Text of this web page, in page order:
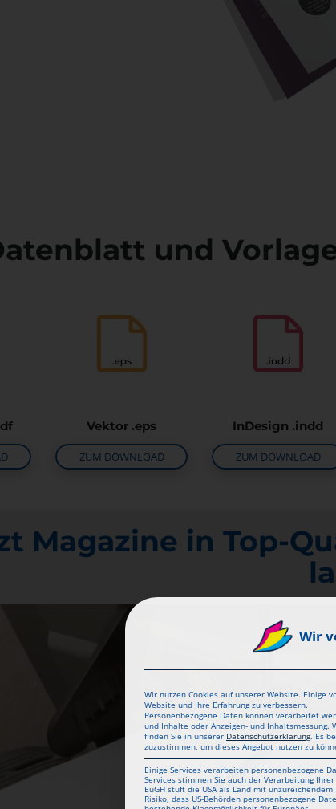
und
Vektor .eps
ZUM DOWNLOAD
InDesign .indd
ZUM DOWNLOAD
Magazine in Top-
Wir
Wir nutzen Cookies auf unserer Website. Einige
Website und Ihre Erfahrung zu verbessern.
Personenbezogene Daten können verarbeitet
und Inhalte oder Anzeigen- und Inhaltsmessung.
finden Sie in unserer Datenschutzerklärung. Es
zuzustimmen, um dieses Angebot nutzen zu
Einige Services verarbeiten personenbezogene
Services stimmen Sie auch der Verarbeitung
EuGH stuft die USA als Land mit
Risiko, dass US-Behörden personenbezogene